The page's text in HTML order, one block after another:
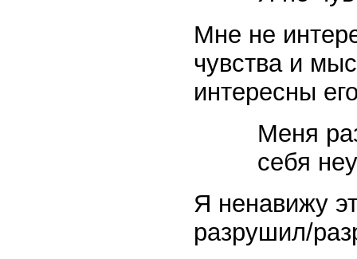
Мне не
чувства и
интересны
Меня
себя
Я ненавижу
разрушил/